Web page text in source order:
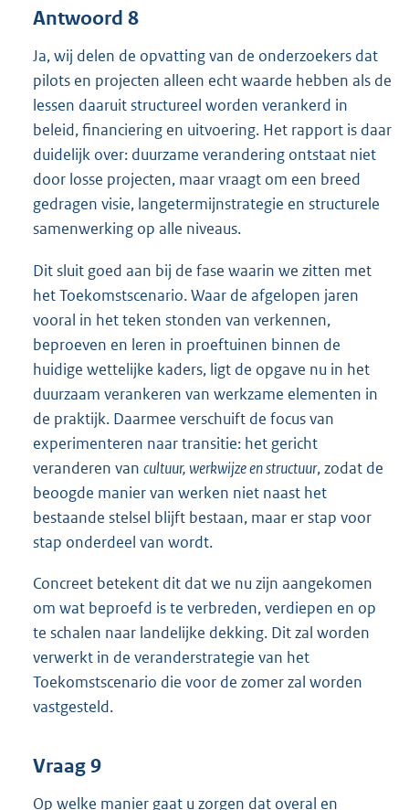
Antwoord 8
Ja, wij delen de opvatting van de onderzoekers dat
pilots en projecten alleen echt waarde hebben als de
lessen daaruit structureel worden verankerd in
beleid, financiering en uitvoering. Het rapport is daar
duidelijk over: duurzame verandering ontstaat niet
door losse projecten, maar vraagt om een breed
gedragen visie, langetermijnstrategie en structurele
samenwerking op alle niveaus.
Dit sluit goed aan bij de fase waarin we zitten met
het Toekomstscenario. Waar de afgelopen jaren
vooral in het teken stonden van verkennen,
beproeven en leren in proeftuinen binnen de
huidige wettelijke kaders, ligt de opgave nu in het
duurzaam verankeren van werkzame elementen in
de praktijk. Daarmee verschuift de focus van
experimenteren naar transitie: het gericht
veranderen van cultuur, werkwijze en structuur, zodat de
beoogde manier van werken niet naast het
bestaande stelsel blijft bestaan, maar er stap voor
stap onderdeel van wordt.
Concreet betekent dit dat we nu zijn aangekomen
om wat beproefd is te verbreden, verdiepen en op
te schalen naar landelijke dekking. Dit zal worden
verwerkt in de veranderstrategie van het
Toekomstscenario die voor de zomer zal worden
vastgesteld.
Vraag 9
Op welke manier gaat u zorgen dat overal en